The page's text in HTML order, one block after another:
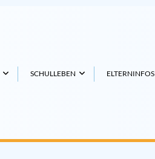
SCHULLEBEN ELTERNINFOS